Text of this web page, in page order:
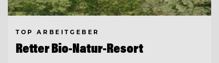
TOP ARBEITGEBER
Retter Bio-Natur-Resort